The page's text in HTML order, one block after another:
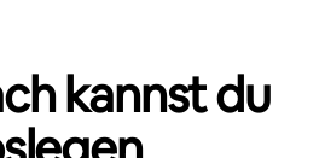
kannst du